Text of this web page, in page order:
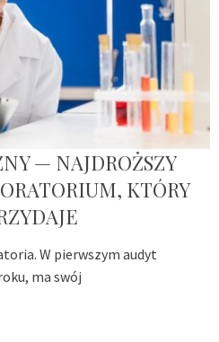
— NAJDROŻSZY
KTÓRY
W pierwszym audyt
ma swój